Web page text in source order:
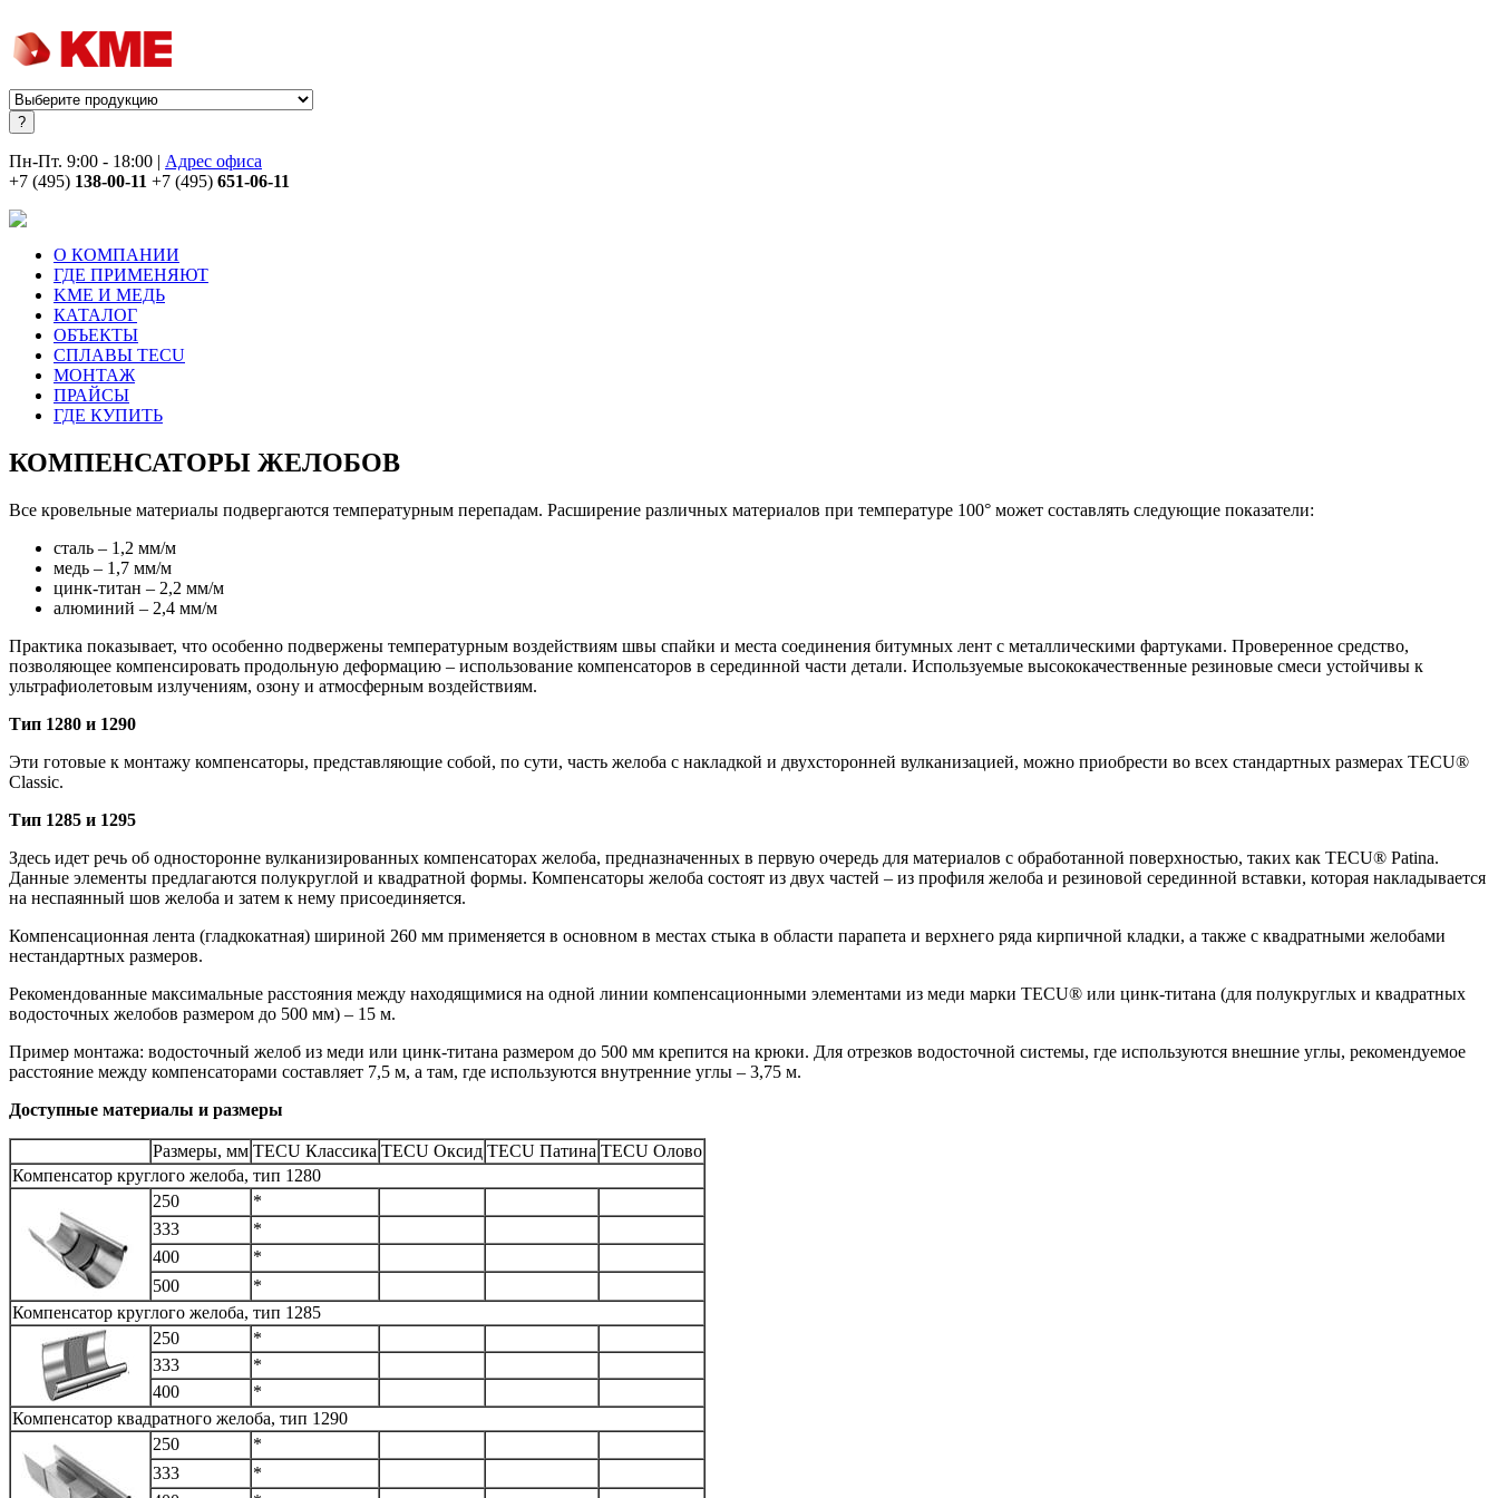
Пн-Пт. 9:00 - 18:00 | Адрес офиса
+7 (495) 138-00-11 +7 (495) 651-06-11
О КОМПАНИИ
ГДЕ ПРИМЕНЯЮТ
KME И МЕДЬ
КАТАЛОГ
ОБЪЕКТЫ
СПЛАВЫ TECU
МОНТАЖ
ПРАЙСЫ
ГДЕ КУПИТЬ
КОМПЕНСАТОРЫ ЖЕЛОБОВ
Все кровельные материалы подвергаются температурным перепадам. Расширение различных материалов при температуре 100° может составлять следующие показатели:
сталь – 1,2 мм/м
медь – 1,7 мм/м
цинк-титан – 2,2 мм/м
алюминий – 2,4 мм/м
Практика показывает, что особенно подвержены температурным воздействиям швы спайки и места соединения битумных лент с металлическими фартуками. Проверенное средство,
позволяющее компенсировать продольную деформацию – использование компенсаторов в серединной части детали. Используемые высококачественные резиновые смеси устойчивы к
ультрафиолетовым излучениям, озону и атмосферным воздействиям.
Тип 1280 и 1290
Эти готовые к монтажу компенсаторы, представляющие собой, по сути, часть желоба с накладкой и двухсторонней вулканизацией, можно приобрести во всех стандартных размерах TECU®
Classic.
Тип 1285 и 1295
Здесь идет речь об односторонне вулканизированных компенсаторах желоба, предназначенных в первую очередь для материалов с обработанной поверхностью, таких как TECU® Patina.
Данные элементы предлагаются полукруглой и квадратной формы. Компенсаторы желоба состоят из двух частей – из профиля желоба и резиновой серединной вставки, которая накладывается
на неспаянный шов желоба и затем к нему присоединяется.
Компенсационная лента (гладкокатная) шириной 260 мм применяется в основном в местах стыка в области парапета и верхнего ряда кирпичной кладки, а также с квадратными желобами
нестандартных размеров.
Рекомендованные максимальные расстояния между находящимися на одной линии компенсационными элементами из меди марки TECU® или цинк-титана (для полукруглых и квадратных
водосточных желобов размером до 500 мм) – 15 м.
Пример монтажа: водосточный желоб из меди или цинк-титана размером до 500 мм крепится на крюки. Для отрезков водосточной системы, где используются внешние углы, рекомендуемое
расстояние между компенсаторами составляет 7,5 м, а там, где используются внутренние углы – 3,75 м.
Доступные материалы и размеры
Размеры, мм TECU Классика TECU Оксид TECU Патина TECU Олово
Компенсатор круглого желоба, тип 1280
250
*
333
*
400
*
500
*
Компенсатор круглого желоба, тип 1285
250
*
333
*
400
*
Компенсатор квадратного желоба, тип 1290
250
*
333
*